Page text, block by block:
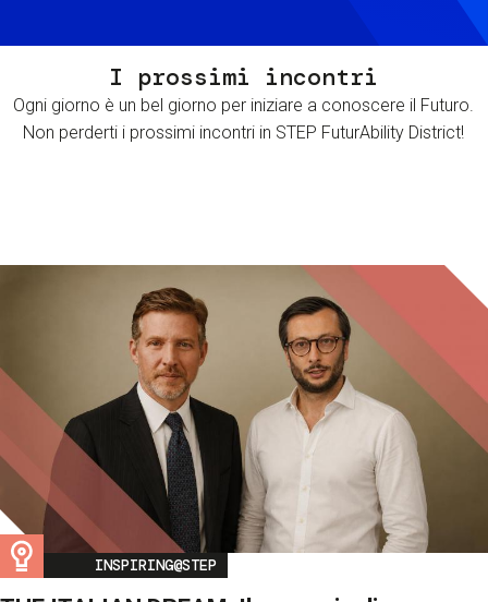
I prossimi incontri
Ogni giorno è un bel giorno per iniziare a conoscere il Futuro.
Non perderti i prossimi incontri in STEP FuturAbility District!
Image
INSPIRING@STEP